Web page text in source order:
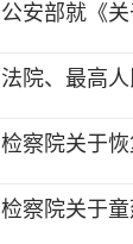
安部就《
院、最高
察院关于
察院关于